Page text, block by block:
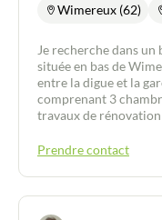
Wimereux (62)
Je recherche dans
située en bas de
entre la digue et la
comprenant 3
travaux de
Prendre contact